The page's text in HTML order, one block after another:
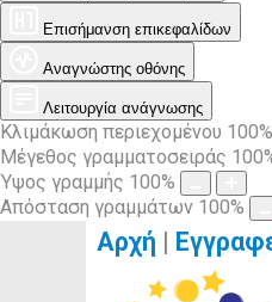
Επισήμανση επικεφαλίδων
Αναγνώστης οθόνης
Λειτουργία ανάγνωσης
Κλιμάκωση περιεχομένου 100%
Μέγεθος γραμματοσειράς 100
Ύψος γραμμής 100%
Απόσταση γραμμάτων 100%
Αρχή |